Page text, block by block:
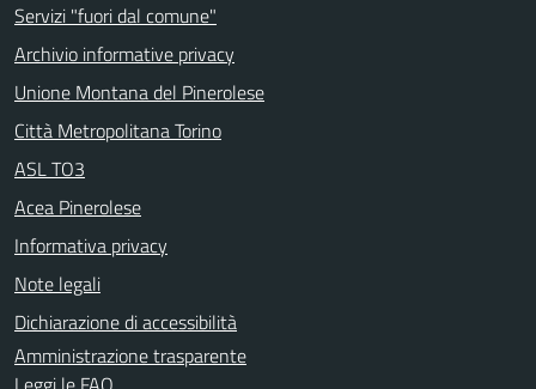
Servizi "fuori dal comune"
Archivio informative privacy
Unione Montana del Pinerolese
Città Metropolitana Torino
ASL TO3
Acea Pinerolese
Informativa privacy
Note legali
Dichiarazione di accessibilità
Amministrazione trasparente